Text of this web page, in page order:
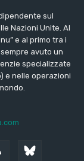
sul
Nazioni Unite. Al
e al primo tra i
avuto un
specializzate
e nelle operazioni